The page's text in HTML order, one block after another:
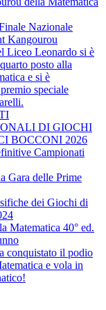
Nazionale
Kangourou
Liceo Leonardo si è
posto alla
e si è
speciale
DI GIOCHI
BOCCONI 2026
Campionati
Gara delle Prime
dei Giochi di
Matematica 40° ed.
conquistato il podio
e vola in